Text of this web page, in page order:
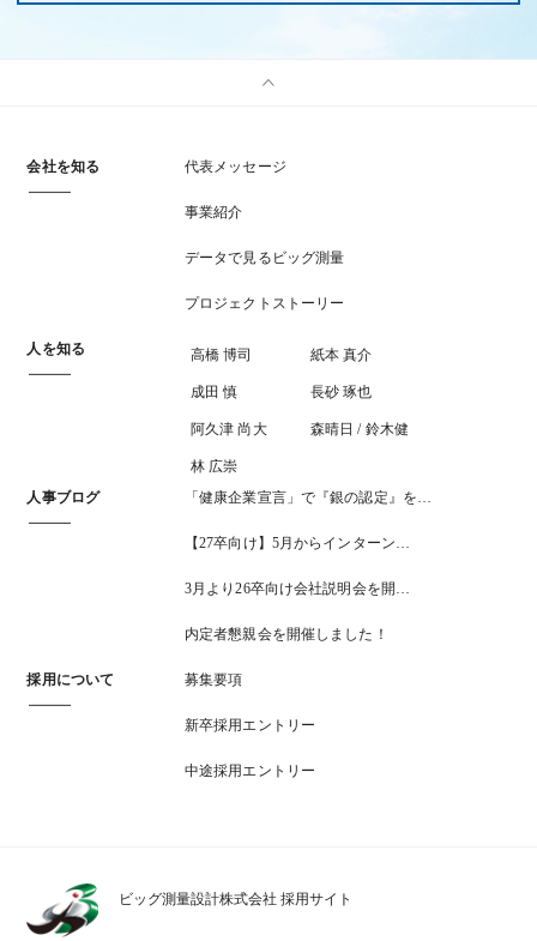
会社を知る 代表メッセージ
事業紹介
データで見るビッグ測量
プロジェクトストーリー
人を知る 高橋 博司 紙本 真介
成田 慎 長砂 琢也
阿久津 尚大 森晴日 / 鈴木健
林 広崇
人事ブログ
「健康企業宣言」で『銀の認定』を…
【27卒向け】5月からインターン…
3月より26卒向け会社説明会を開…
内定者懇親会を開催しました！
採用について 募集要項
新卒採用エントリー
中途採用エントリー
ビッグ測量設計株式会社 採用サイト